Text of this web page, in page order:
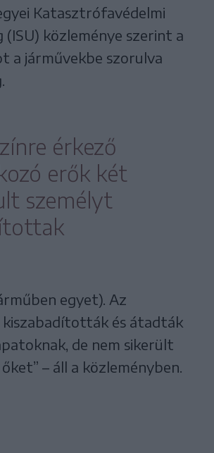
Katasztrófavédelmi
(ISU) közleménye szerint a
a járművekbe szorulva
érkező
erők két
személyt
egyet). Az
és átadták
de nem sikerült
– áll a közleményben.